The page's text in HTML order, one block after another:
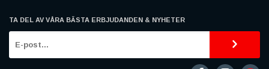
TA DEL AV VÅRA BÄSTA ERBJUDANDEN & NYHETER